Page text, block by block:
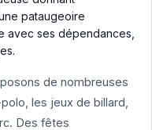
pataugeoire
avec ses dépendances,
de nombreuses
les jeux de billard,
Des fêtes